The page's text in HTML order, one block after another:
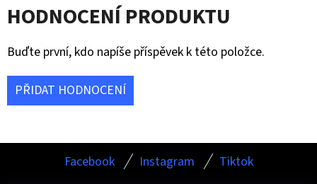
HODNOCENÍ PRODUKTU
Buďte první, kdo napíše příspěvek k této položce.
PŘIDAT HODNOCENÍ
Facebook Instagram Tiktok